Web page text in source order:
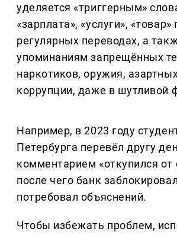
уделяется «триггерным»
«зарплата», «услуги», «товар»
регулярных переводах, а
упоминаниям запрещённых
наркотиков, оружия,
коррупции, даже в шутливой
Например, в 2023 году
Петербурга перевёл другу
комментарием «откупился от
после чего банк
потребовал объяснений.
Чтобы избежать проблем,